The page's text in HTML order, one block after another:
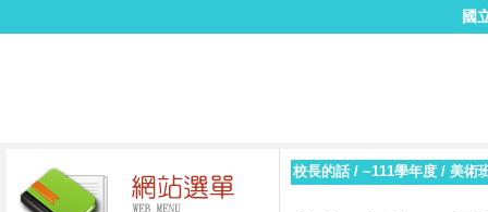
國
校長的話 / ~111學年度 / 美術